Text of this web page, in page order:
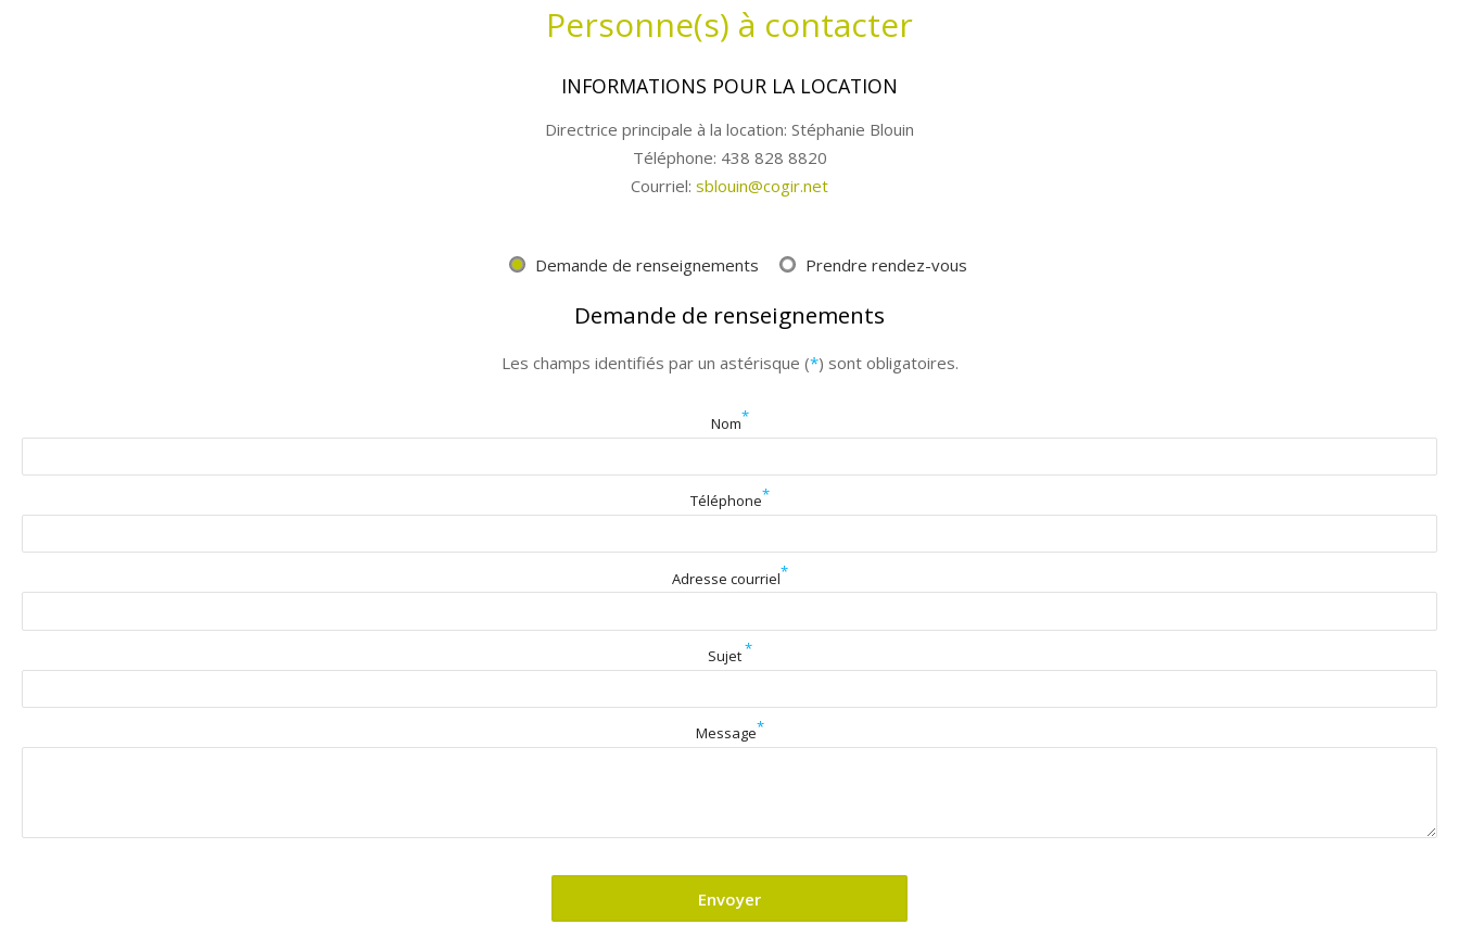
Personne(s) à contacter
INFORMATIONS POUR LA LOCATION
Directrice principale à la location: Stéphanie Blouin
Téléphone: 438 828 8820
Courriel: sblouin@cogir.net
Demande de renseignements Prendre rendez-vous
Demande de renseignements
Les champs identifiés par un astérisque (*) sont obligatoires.
Nom*
Téléphone*
Adresse courriel*
Sujet*
Message*